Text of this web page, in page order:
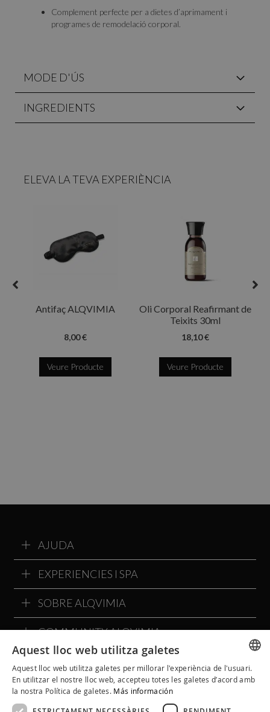
Complement perfecte per a dietes d’aprimament i
programes de remodelació corporal.
MODE D'ÚS
INGREDIENTS
ELEVA LA TEVA EXPERIÈNCIA
Antifaç ALQVIMIA
8,00 €
Veure Producte
Oli Corporal Reafirmant de
Teixits 30ml
18,10 €
Veure Producte
AJUDA
EXPERIENCIES I SPA
SOBRE ALQVIMIA
COMMUNITY ALQVIMIA
SPANISH
Aquest lloc web utilitza galetes
Aquest lloc web utilitza galetes per millorar l'experiència de l'usuari.
En utilitzar el nostre lloc web, accepteu totes les galetes d’acord amb
la nostra Política de galetes. Más información